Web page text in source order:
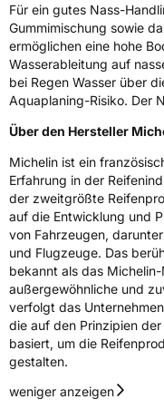
EPREL ID409108
Allgemeine
Herstellerkontakt
Für ein gutes Nass-
Gummimischung sowie
ermöglichen eine hohe
Wasserableitung auf
bei Regen Wasser über
Aquaplaning-Risiko. Der
Über den Hersteller
Michelin ist ein
Erfahrung in der
der zweitgrößte
auf die Entwicklung und
von Fahrzeugen,
und Flugzeuge. Das
bekannt als das
außergewöhnliche und
verfolgt das
die auf den Prinzipien der
basiert, um die
gestalten.
weniger anzeigen